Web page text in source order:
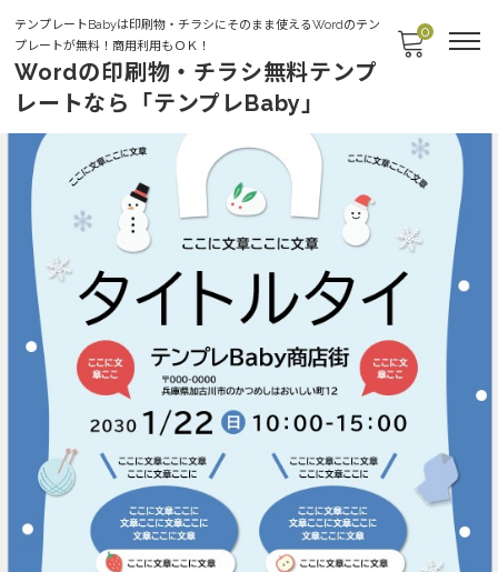
テンプレートBabyは印刷物・チラシにそのまま使えるWordのテン
プレートが無料！商用利用もＯＫ！
Wordの印刷物・チラシ無料テンプ
レートなら「テンプレBaby」
0